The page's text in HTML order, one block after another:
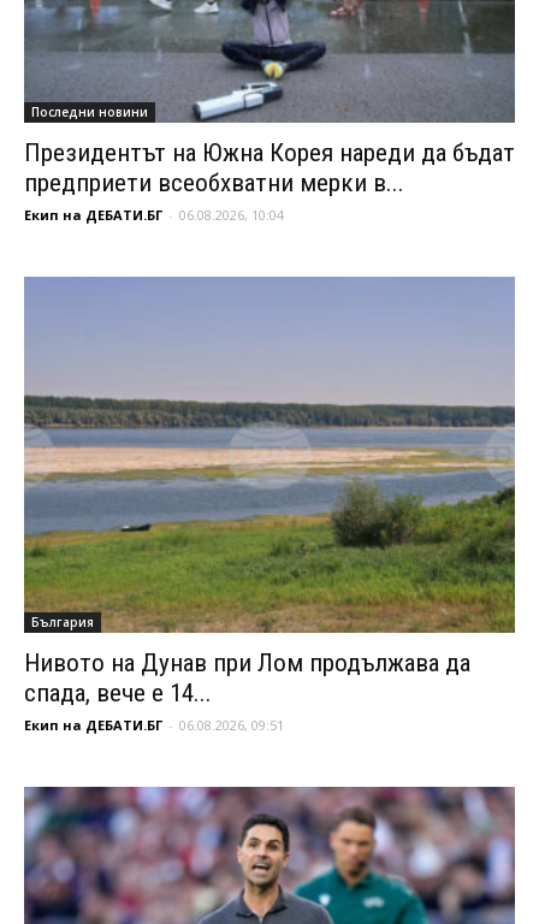
Последни новини
Президентът на Южна Корея нареди да бъдат
предприети всеобхватни мерки в...
Екип на ДЕБАТИ.БГ - 06.08.2026, 10:04
България
Нивото на Дунав при Лом продължава да
спада, вече е 14...
Екип на ДЕБАТИ.БГ - 06.08.2026, 09:51